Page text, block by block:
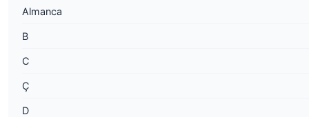
Almanca
B
C
Ç
D